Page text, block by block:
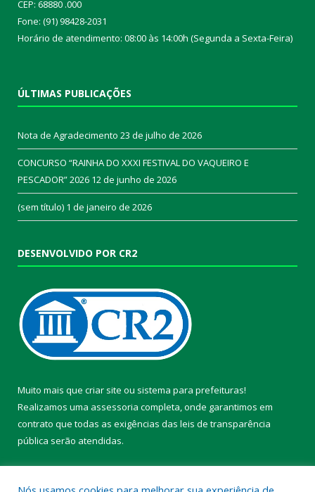
CEP: 68880 .000
Fone: (91) 98428-2031
Horário de atendimento: 08:00 às 14:00h (Segunda a Sexta-Feira)
ÚLTIMAS PUBLICAÇÕES
Nota de Agradecimento 23 de julho de 2026
CONCURSO “RAINHA DO XXXI FESTIVAL DO VAQUEIRO E
PESCADOR” 2026 12 de junho de 2026
(sem título) 1 de janeiro de 2026
DESENVOLVIDO POR CR2
Muito mais que criar site ou sistema para prefeituras!
Realizamos uma assessoria completa, onde garantimos em
contrato que todas as exigências das leis de transparência
pública serão atendidas.